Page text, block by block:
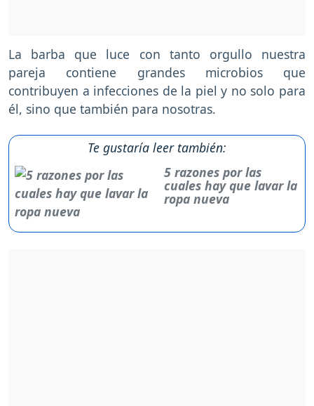
La barba que luce con tanto orgullo nuestra
pareja contiene grandes microbios que
contribuyen a infecciones de la piel y no solo para
él, sino que también para nosotras.
Te gustaría leer también:
5 razones por las
cuales hay que lavar la
ropa nueva